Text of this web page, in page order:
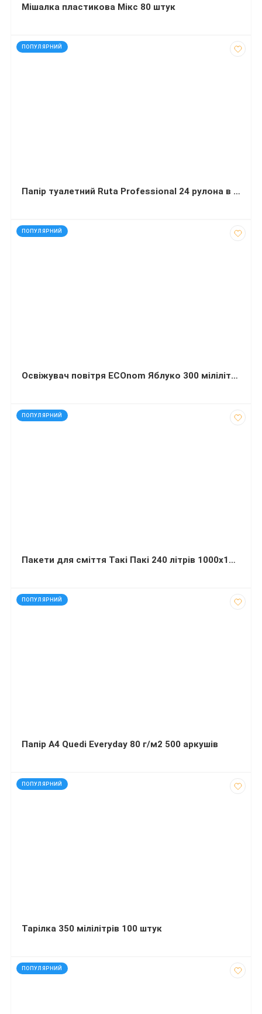
Мішалка пластикова Мікс 80 штук
ПОПУЛЯРНИЙ
код: 40752
Папір туалетний Ruta Professional 24 рулона в упаковці
ПОПУЛЯРНИЙ
код: 290276
Освіжувач повітря ECOnom Яблуко 300 мілілітрів
ПОПУЛЯРНИЙ
код: 20747
Пакети для сміття Такі Пакі 240 літрів 1000х1150 мм LDPE 38 мкм 10 штук чорні міцні
ПОПУЛЯРНИЙ
код: 13425
Папір А4 Quedi Everyday 80 г/м2 500 аркушів
ПОПУЛЯРНИЙ
код: 43392
Тарілка 350 мілілітрів 100 штук
ПОПУЛЯРНИЙ
код: 92097